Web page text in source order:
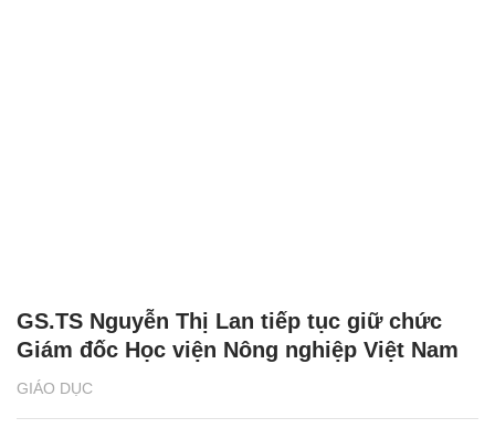
GIÁO DỤC
GS.TS Nguyễn Thị Lan tiếp tục giữ chức
Giám đốc Học viện Nông nghiệp Việt Nam